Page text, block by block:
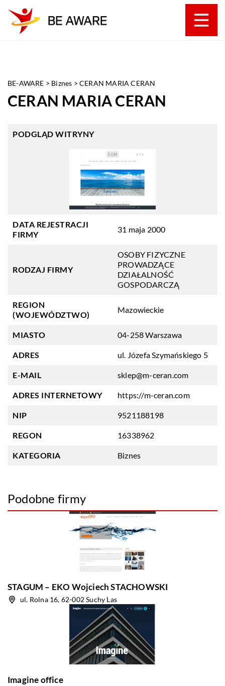
BE-AWARE > Biznes >CERAN MARIA CERAN
CERAN MARIA CERAN
PODGLĄD WITRYNY
DATA REJESTRACJI
FIRMY
31 maja 2000
RODZAJ FIRMY
OSOBY FIZYCZNE
PROWADZĄCE
DZIAŁALNOŚĆ
GOSPODARCZĄ
REGION
(WOJEWÓDZTWO)
Mazowieckie
MIASTO 04-258 Warszawa
ADRES ul. Józefa Szymańskiego 5
E-MAIL sklep@m-ceran.com
ADRES INTERNETOWY https://m-ceran.com
NIP 9521188198
REGON 16338962
KATEGORIA Biznes
Podobne firmy
STAGUM – EKO Wojciech STACHOWSKI
ul. Rolna 16, 62-002 Suchy Las
Imagine office